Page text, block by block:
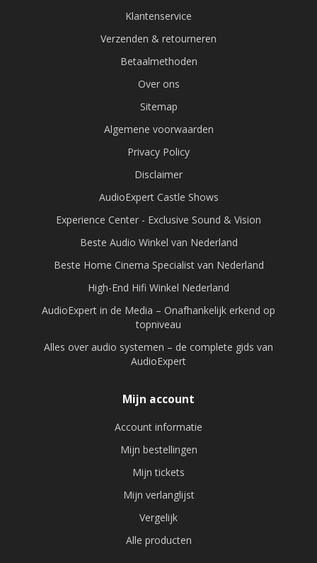
Klantenservice
Verzenden & retourneren
Betaalmethoden
Over ons
Sitemap
Algemene voorwaarden
Privacy Policy
Disclaimer
AudioExpert Castle Shows
Experience Center - Exclusive Sound & Vision
Beste Audio Winkel van Nederland
Beste Home Cinema Specialist van Nederland
High-End Hifi Winkel Nederland
AudioExpert in de Media – Onafhankelijk erkend op
topniveau
Alles over audio systemen – de complete gids van
AudioExpert
Mijn account
Account informatie
Mijn bestellingen
Mijn tickets
Mijn verlanglijst
Vergelijk
Alle producten